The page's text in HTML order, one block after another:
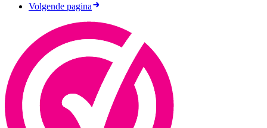
Volgende pagina